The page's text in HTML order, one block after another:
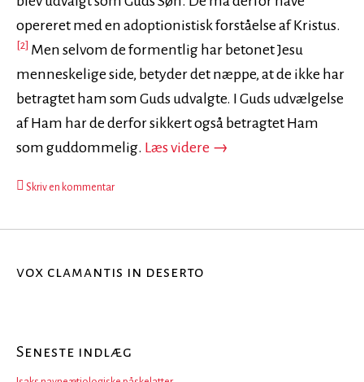
opereret med en adoptionistisk forståelse af Kristus.
[2] Men selvom de formentlig har betonet Jesu
menneskelige side, betyder det næppe, at de ikke har
betragtet ham som Guds udvalgte. I Guds udvælgelse
af Ham har de derfor sikkert også betragtet Ham
som guddommelig. Læs videre En fragmenteret skitse
→
Skriv en kommentar
vox clamantis in deserto
Seneste indlæg